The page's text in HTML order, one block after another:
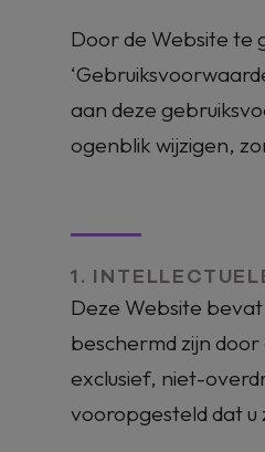
Door de Website te
aan deze
ogenblik wijzigen,
1.
Deze Website
beschermd zijn
exclusief, niet-
vooropgesteld dat u